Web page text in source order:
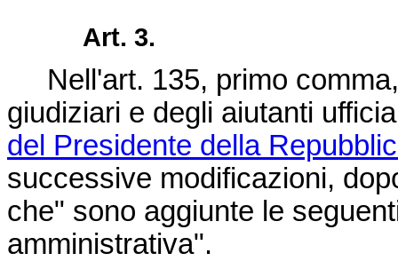
Art. 3.
Nell'art. 135, primo
giudiziari e degli aiutanti
del Presidente della
successive modificazioni,
che" sono aggiunte le
amministrativa".